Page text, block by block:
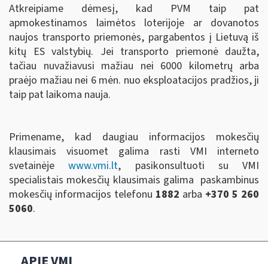
Atkreipiame dėmesį, kad PVM taip pat
apmokestinamos laimėtos loterijoje ar dovanotos
naujos transporto priemonės, pargabentos į Lietuvą iš
kitų ES valstybių. Jei transporto priemonė daužta,
tačiau nuvažiavusi mažiau nei 6000 kilometrų arba
praėjo mažiau nei 6 mėn. nuo eksploatacijos pradžios, ji
taip pat laikoma nauja.
Primename, kad daugiau informacijos mokesčių
klausimais visuomet galima rasti VMI interneto
svetainėjewww.vmi.lt, pasikonsultuoti su VMI
specialistais mokesčių klausimais galima paskambinus
mokesčių informacijos telefonu 1882 arba +370 5 260
5060.